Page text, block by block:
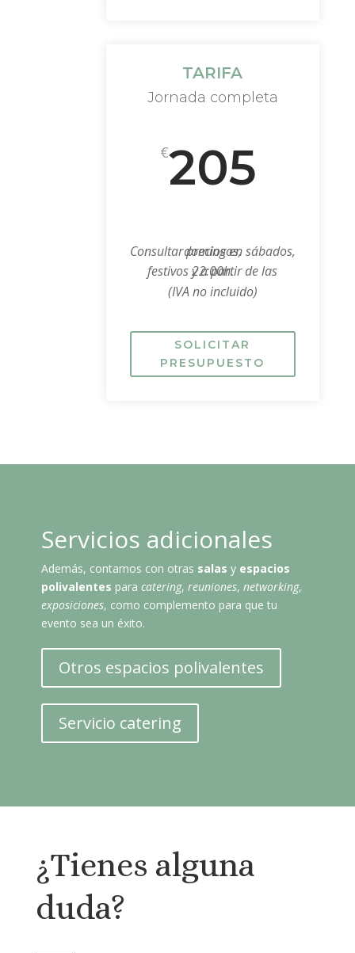
TARIFA
Jornada completa
€205
Consultar precios en sábados, domingos,
festivos y a partir de las 22:00h.
(IVA no incluido)
SOLICITAR
PRESUPUESTO
Servicios adicionales
Además, contamos con otras salas y espacios
polivalentes para catering, reuniones, networking,
exposiciones, como complemento para que tu
evento sea un éxito.
Otros espacios polivalentes
Servicio catering
¿Tienes alguna
duda?